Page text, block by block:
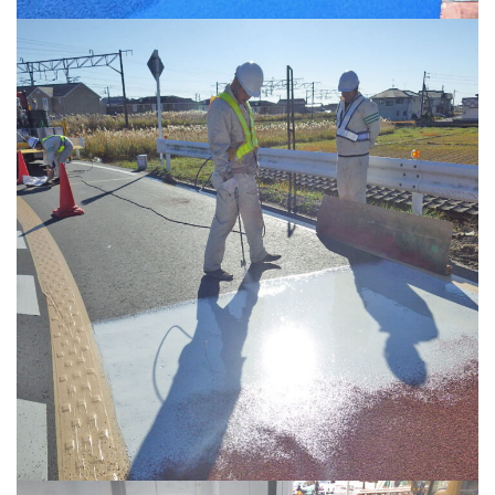
作業風景
滑り止め舗装